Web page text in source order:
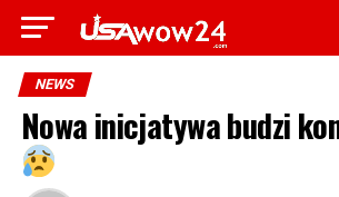
NEWS
Nowa inicjatywa budzi